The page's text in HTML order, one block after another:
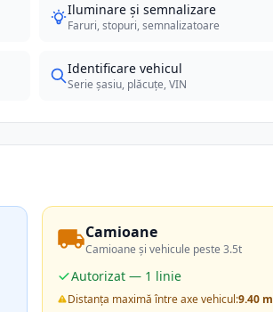
Iluminare și semnalizare
Faruri, stopuri, semnalizatoare
Identificare vehicul
Serie șasiu, plăcuțe, VIN
Camioane
Camioane și vehicule peste 3.5t
Autorizat — 1 linie
Distanța maximă între axe vehicul:9.40 m